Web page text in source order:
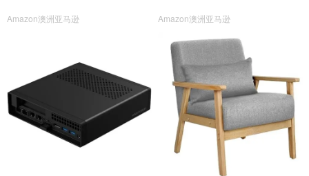
Amazon澳洲亚马逊 Amazon澳洲亚马逊